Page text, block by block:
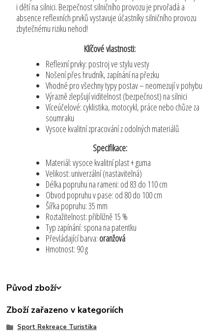
i dětí na silnici. Bezpečnost silničního provozu je prvořadá a
absence reflexních prvků vystavuje účastníky silničního provozu
zbytečnému riziku nehod!
Klíčové vlastnosti:
Reflexní prvky: postroj ve stylu vesty
Nošení přes hrudník, zapínání na přezku
Vhodné pro všechny typy postav – neomezují v pohybu
Výrazně zlepšují viditelnost (bezpečnost) na silnici
Víceúčelové: cyklistika, motocykl, práce nebo chůze za
soumraku
Vysoce kvalitní zpracování z odolných materiálů
Specifikace:
Materiál: vysoce kvalitní plast + guma
Velikost: univerzální (nastavitelná)
Délka popruhu na rameni: od 83 do 110 cm
Obvod popruhu v pase: od 80 do 100 cm
Šířka popruhu: 35 mm
Roztažitelnost: přibližně 15 %
Typ zapínání: spona na patentku
Převládající barva: oranžová
Hmotnost: 90 g
Původ zboží
Zboží zařazeno v kategoriích
Sport Rekreace Turistika